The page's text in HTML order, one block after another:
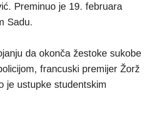
Preminuo je 19. februara
Sadu.
da okonča žestoke sukobe
francuski premijer Žorž
je ustupke studentskim